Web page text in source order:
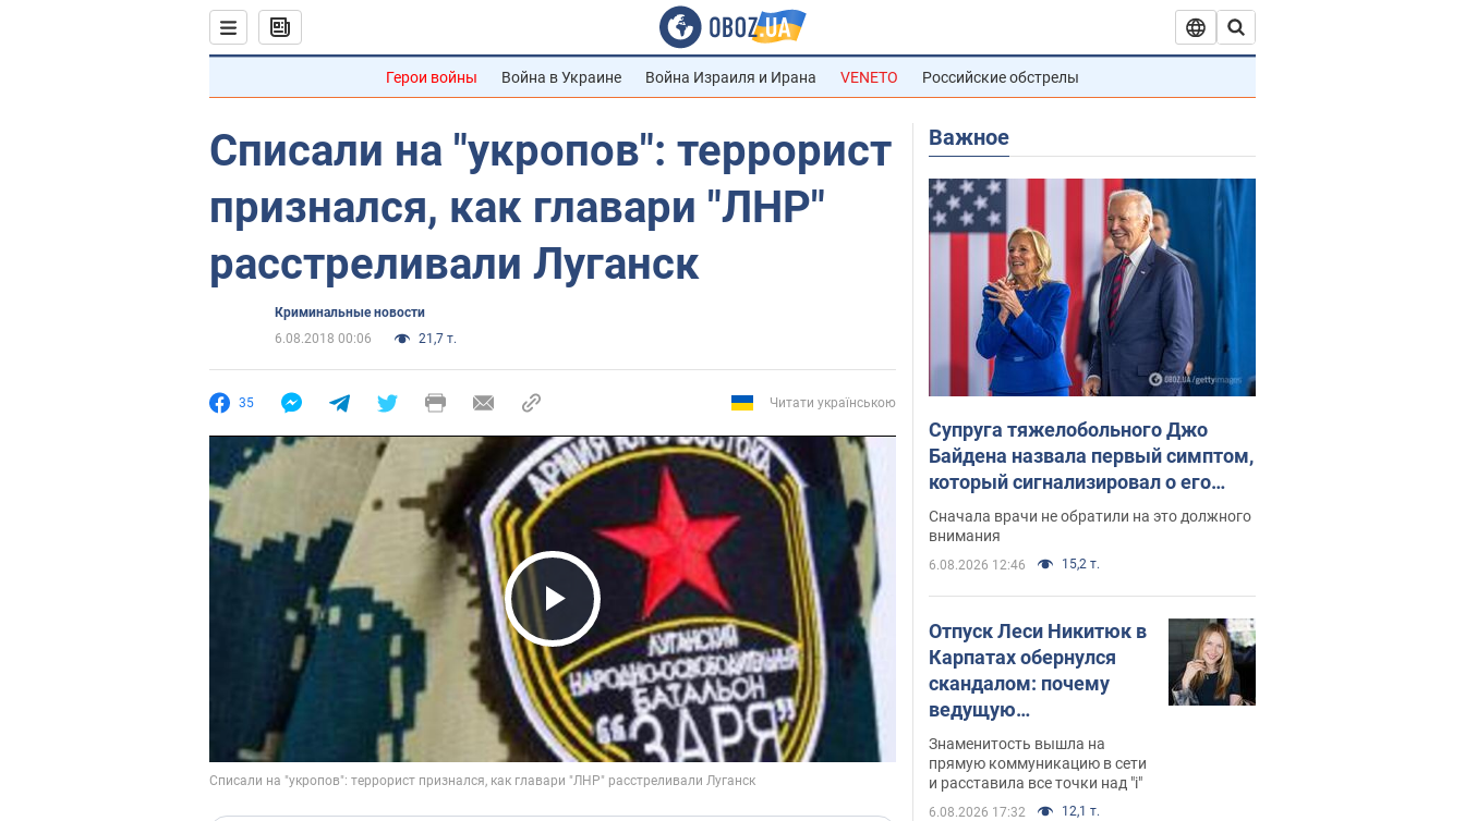
Герои войны Война в Украине Война Израиля и Ирана VENETO Российские обстрелы
Списали на "укропов": террорист
признался, как главари "ЛНР"
расстреливали Луганск
Криминальные новости
6.08.2018 00:06
21,7 т.
35 Читати українською
Play Video
Важное
Супруга тяжелобольного Джо
Байдена назвала первый симптом,
который сигнализировал о его
"агрессивном" раке
Сначала врачи не обратили на это должного
внимания
6.08.2026 12:46 15,2 т.
Отпуск Леси Никитюк в
Карпатах обернулся
скандалом: почему
ведущую
несправедливо
захейтили
Знаменитость вышла на
прямую коммуникацию в сети
и расставила все точки над "i"
6.08.2026 17:32 12,1 т.